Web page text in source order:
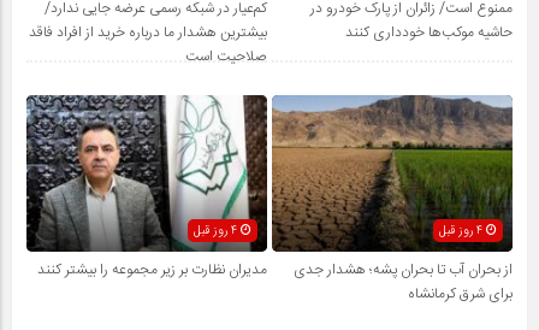
ممنوع است/ زائران از پارک خودرو در
حاشیه موکب‌ها خودداری کنند
کم‌عیار در شبکه رسمی عرضه جایی ندارد/
بیشترین هشدار ما درباره خرید از افراد فاقد
صلاحیت است
4 روز قبل
از بحران آب تا بحران پشه؛ هشدار جدی
برای شرق کرمانشاه
مدیران نظارت بر زیر مجموعه را بیشتر کنند